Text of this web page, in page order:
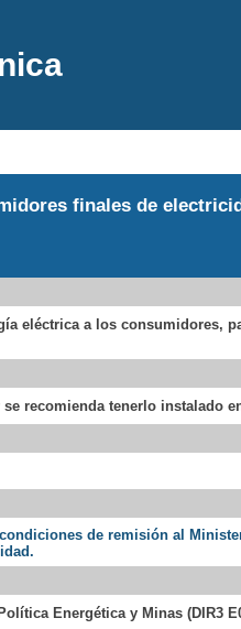
finales de
eléctrica a los consumidores,
recomienda tenerlo instalado
de remisión al
Energética y Minas (DIR3